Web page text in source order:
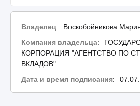
Владелец:
Воскобойникова
Компания владельца:
КОРПОРАЦИЯ "АГЕНТСТВО ПО
ВКЛАДОВ"
Дата и время подписания: